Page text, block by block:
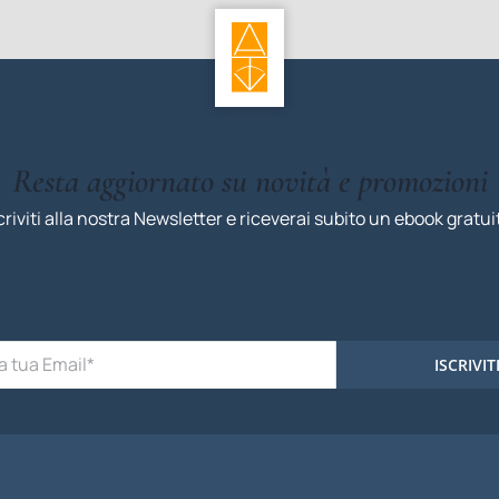
Resta aggiornato su novità e promozioni
alla nostra Newsletter e riceverai subito un ebook
ISCRIVITI